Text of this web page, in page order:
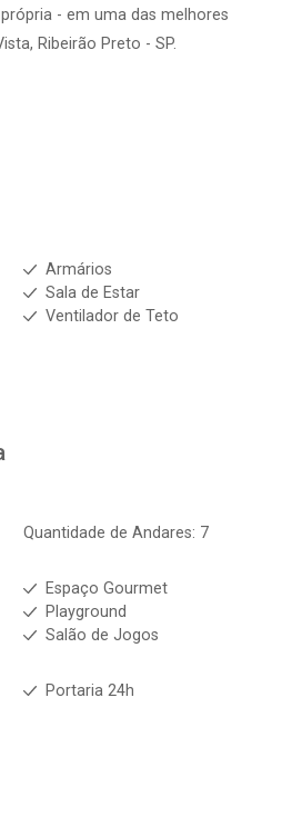
- em uma das melhores
Ribeirão Preto - SP.
Armários
Sala de Estar
Ventilador de Teto
Quantidade de Andares: 7
Espaço Gourmet
Playground
Salão de Jogos
Portaria 24h